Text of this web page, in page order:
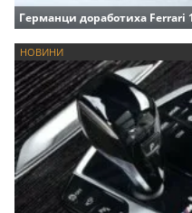
Германци доработиха Ferrari
НОВИНИ